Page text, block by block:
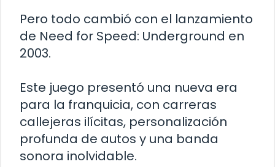
Pero todo cambió con el lanzamiento
de Need for Speed: Underground en
2003.
Este juego presentó una nueva era
para la franquicia, con carreras
callejeras ilícitas, personalización
profunda de autos y una banda
sonora inolvidable.